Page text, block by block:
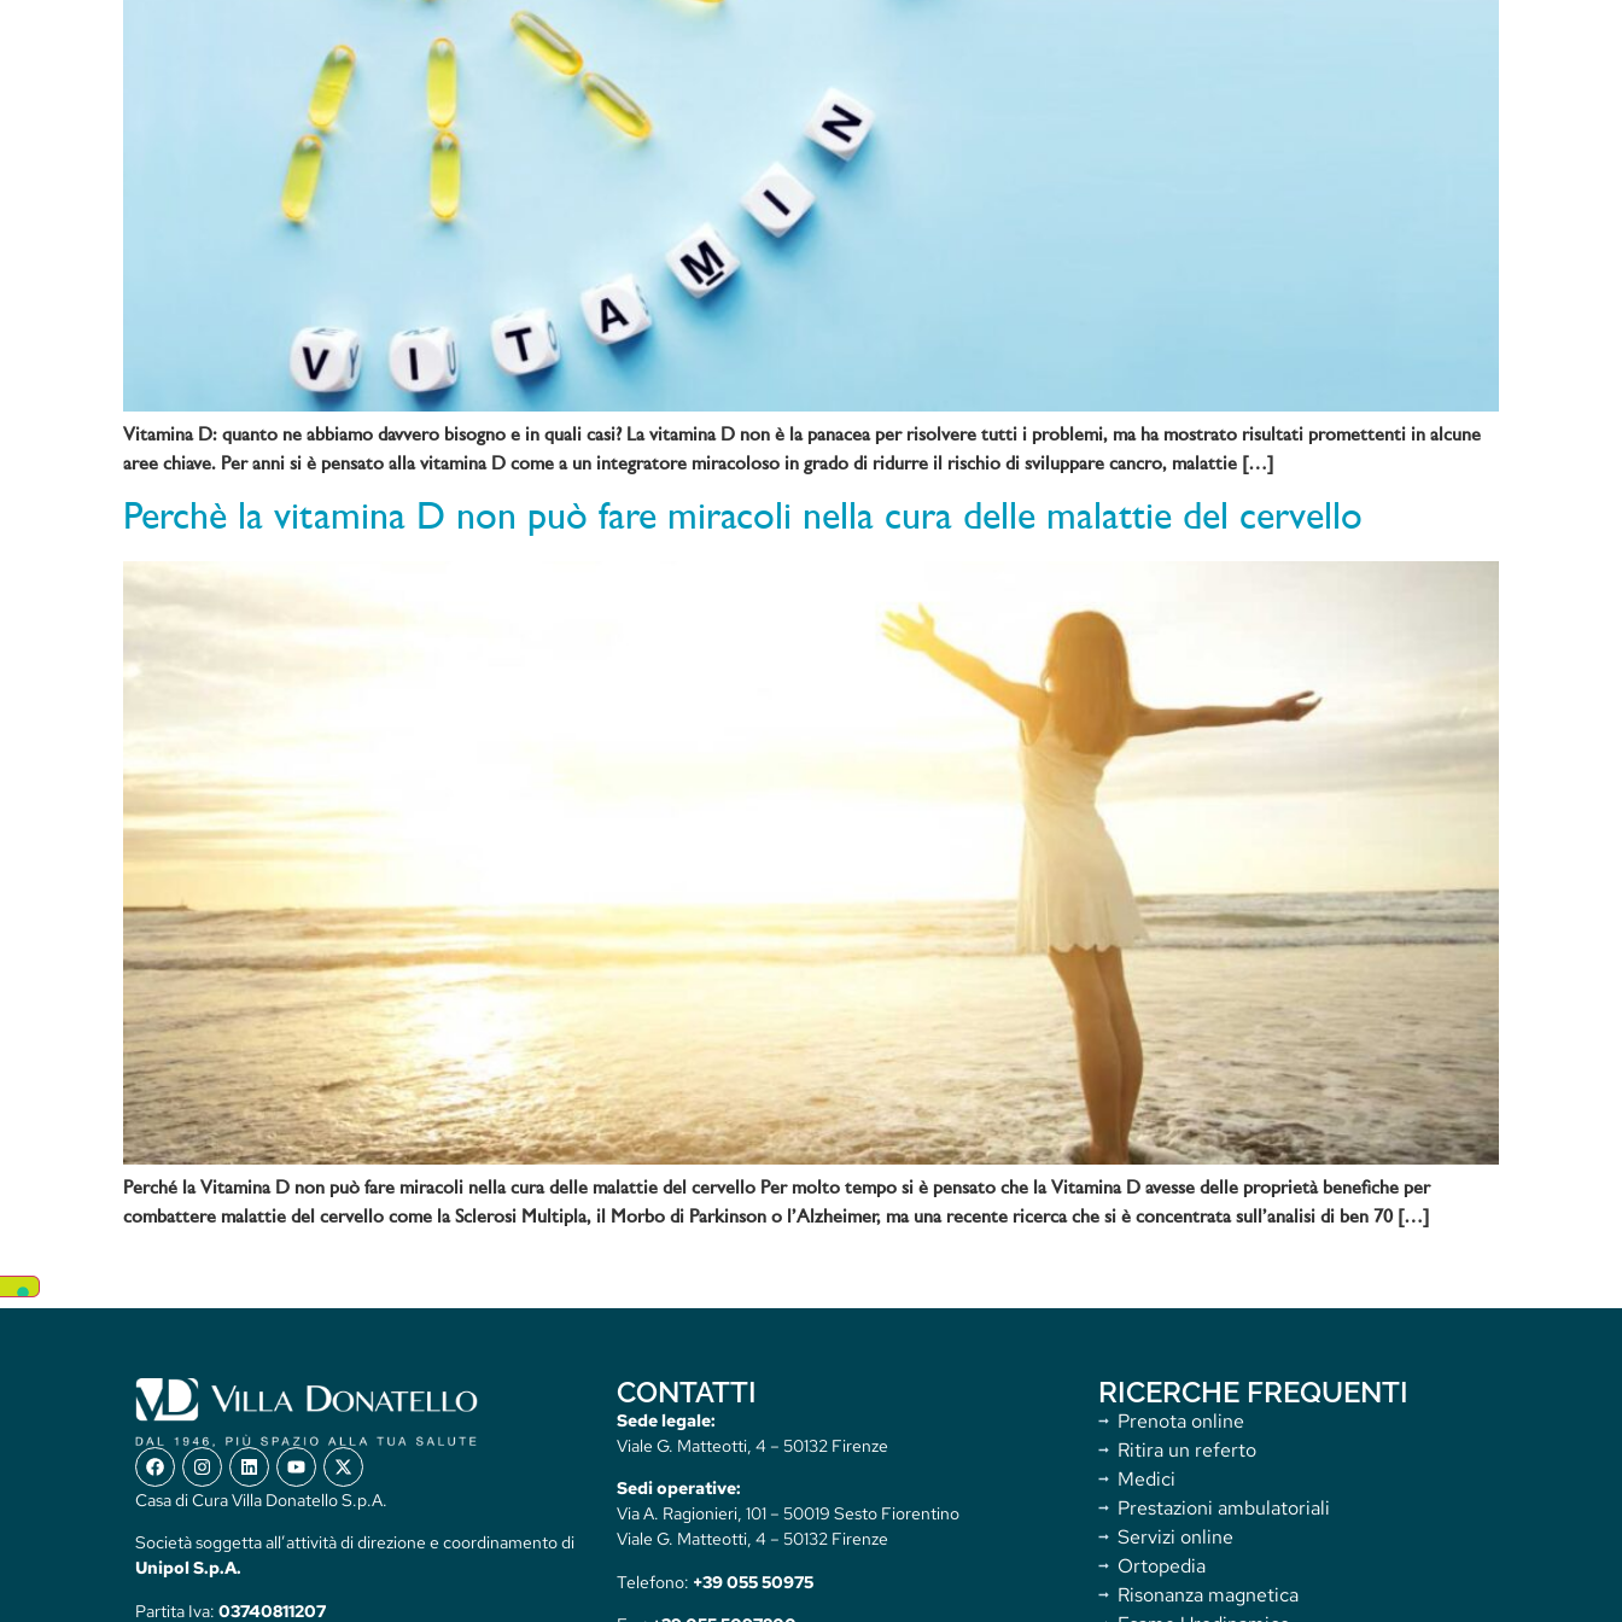
Vitamina D: quanto ne abbiamo davvero bisogno e in quali casi? La vitamina D non è la panacea per risolvere tutti i problemi, ma ha mostrato risultati promettenti in alcune
aree chiave. Per anni si è pensato alla vitamina D come a un integratore miracoloso in grado di ridurre il rischio di sviluppare cancro, malattie […]
Perchè la vitamina D non può fare miracoli nella cura delle malattie del cervello
Perché la Vitamina D non può fare miracoli nella cura delle malattie del cervello Per molto tempo si è pensato che la Vitamina D avesse delle proprietà benefiche per
combattere malattie del cervello come la Sclerosi Multipla, il Morbo di Parkinson o l’Alzheimer, ma una recente ricerca che si è concentrata sull’analisi di ben 70 […]
Casa di Cura Villa Donatello S.p.A.
Società soggetta all’attività di direzione e coordinamento di
Unipol S.p.A.
Partita Iva: 03740811207
CONTATTI
Sede legale:
Viale G. Matteotti, 4 – 50132 Firenze
Sedi operative:
Via A. Ragionieri, 101 – 50019 Sesto Fiorentino
Viale G. Matteotti, 4 – 50132 Firenze
Telefono: +39 055 50975
RICERCHE FREQUENTI
Prenota online
Ritira un referto
Medici
Prestazioni ambulatoriali
Servizi online
Ortopedia
Risonanza magnetica